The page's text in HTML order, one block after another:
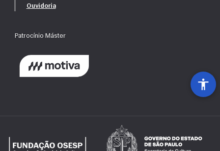
Ouvidoria
Patrocínio Máster